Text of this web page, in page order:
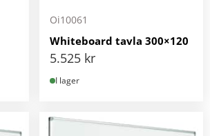
Oi10061
Whiteboard tavla 300×120
5.525 kr
I lager